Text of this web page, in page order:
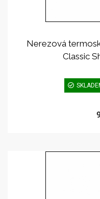
Nerezová
Classic